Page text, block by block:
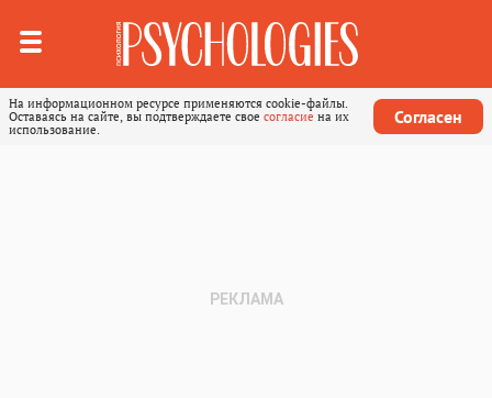
На информационном ресурсе применяются cookie-файлы.
Оставаясь на сайте, вы подтверждаете свое согласие на их
использование.
Согласен